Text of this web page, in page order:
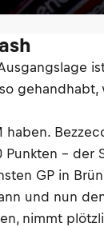
– der
GP in
und nun
nimmt